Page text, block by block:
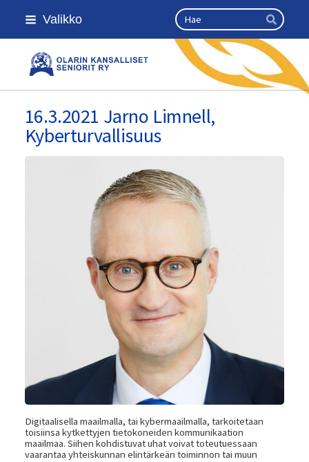
Siirry
sivun
Valikko Haku
Hae
Olarin kansalliset seniorit ry
16.3.2021 Jarno Limnell,
Kyberturvallisuus
Digitaalisella maailmalla, tai kybermaailmalla, tarkoitetaan
toisiinsa kytkettyjen tietokoneiden kommunikaation
maailmaa. Siihen kohdistuvat uhat voivat toteutuessaan
vaarantaa yhteiskunnan elintärkeän toiminnon tai muun